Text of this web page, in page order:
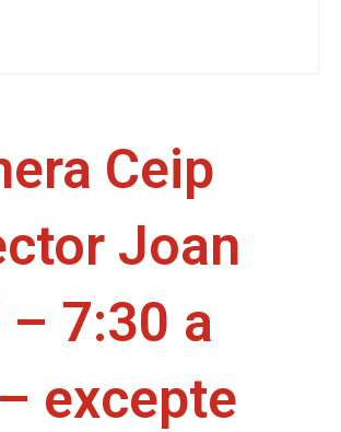
Ceip
Joan
– 7:30 a
excepte